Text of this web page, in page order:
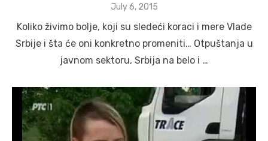
Posted
July 6, 2015
Koliko živimo bolje, koji su sledeći koraci i mere Vlade
Srbije i šta će oni konkretno promeniti… Otpuštanja u
javnom sektoru, Srbija na belo i …